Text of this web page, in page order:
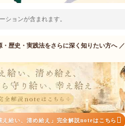
ションが含まれます。
・歴史・実践法をさらに深く知りたい方へ／
え給い、清め給え」完全解説noteはこちら 